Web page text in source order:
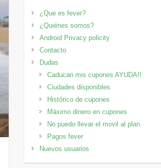
¿Que es fever?
¿Quiénes somos?
Android Privacy policity
Contacto
Dudas
Caducan mis cupones AYUDA!!
Ciudades disponibles
Histórico de cupones
Máximo dinero en cupones
No puedo llevar el movil al plan
Pagos fever
Nuevos usuarios